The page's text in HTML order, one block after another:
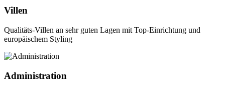
Villen
Qualitäts-Villen an sehr guten Lagen mit Top-Einrichtung und
europäischem Styling
Administration